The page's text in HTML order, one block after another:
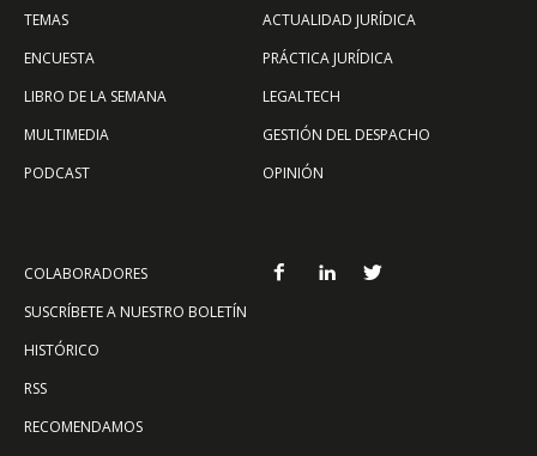
TEMAS
ENCUESTA
LIBRO DE LA SEMANA
MULTIMEDIA
PODCAST
ACTUALIDAD JURÍDICA
PRÁCTICA JURÍDICA
LEGALTECH
GESTIÓN DEL DESPACHO
OPINIÓN
COLABORADORES
SUSCRÍBETE A NUESTRO BOLETÍN
HISTÓRICO
RSS
RECOMENDAMOS